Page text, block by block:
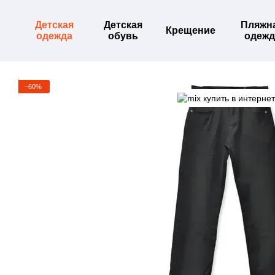
Детская
одежда
Детская
обувь
Крещение
−60%